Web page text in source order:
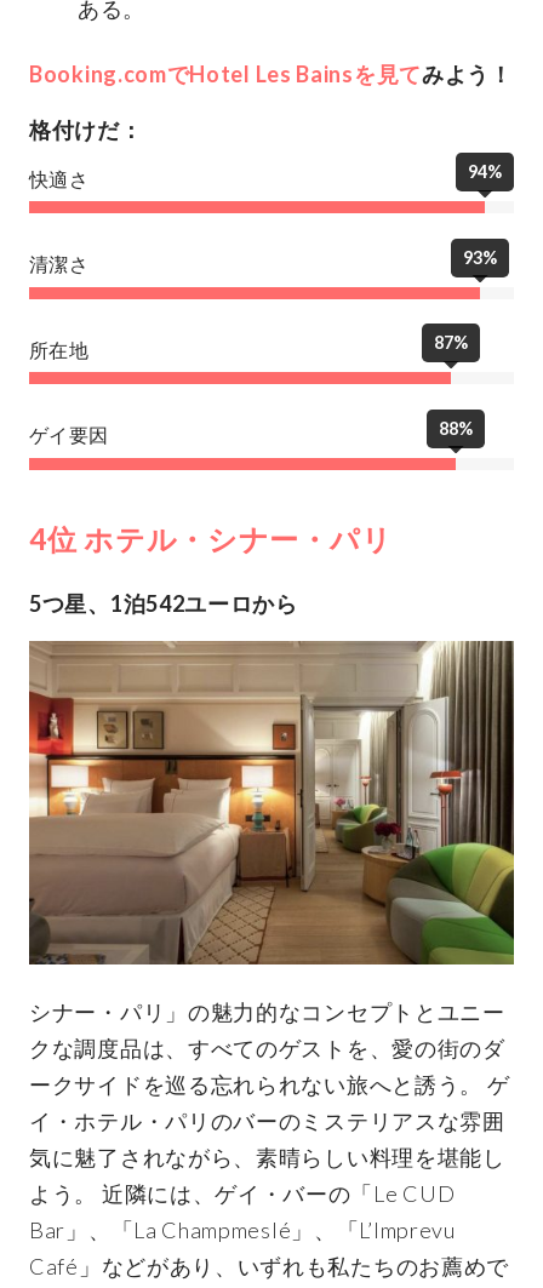
ある。
Booking.comでHotel Les Bainsを見てみよう！
格付けだ：
快適さ 94%
清潔さ 93%
所在地 87%
ゲイ要因 88%
4位 ホテル・シナー・パリ
5つ星、1泊542ユーロから
シナー・パリ」の魅力的なコンセプトとユニー
クな調度品は、すべてのゲストを、愛の街のダ
ークサイドを巡る忘れられない旅へと誘う。 ゲ
イ・ホテル・パリのバーのミステリアスな雰囲
気に魅了されながら、素晴らしい料理を堪能し
よう。 近隣には、ゲイ・バーの「Le CUD
Bar」、「La Champmeslé」、「L’Imprevu
Café」などがあり、いずれも私たちのお薦めで